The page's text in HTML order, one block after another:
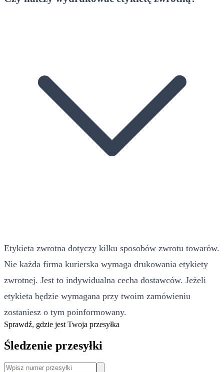
Etykieta zwrotna dotyczy kilku sposobów zwrotu towarów.
Nie każda firma kurierska wymaga drukowania etykiety
zwrotnej. Jest to indywidualna cecha dostawców. Jeżeli
etykieta będzie wymagana przy twoim zamówieniu
zostaniesz o tym poinformowany.
Sprawdź, gdzie jest Twoja przesyłka
Śledzenie przesyłki